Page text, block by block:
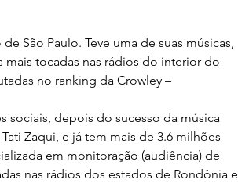
São Paulo. Teve uma de suas músicas,
tocadas nas rádios do interior do
no ranking da Crowley –
sociais, depois do sucesso da música
Zaqui, e já tem mais de 3.6 milhões
em monitoração (audiência) de
nas rádios dos estados de Rondônia e